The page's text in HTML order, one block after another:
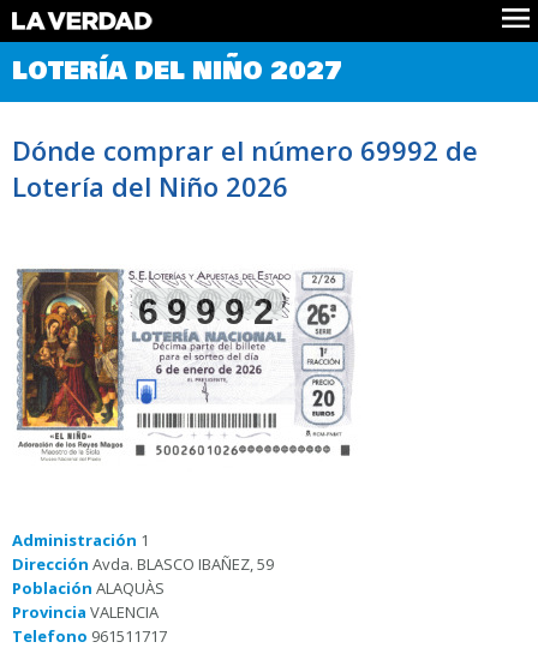
Comprobar Loteria del Niño
Premios
Noticias
Datos
LOTERÍA DEL NIÑO 2027
Dónde comprar el número 69992 de
Lotería del Niño 2026
69992
Administración 1
Dirección Avda. BLASCO IBAÑEZ, 59
Población ALAQUÀS
Provincia VALENCIA
Telefono 961511717